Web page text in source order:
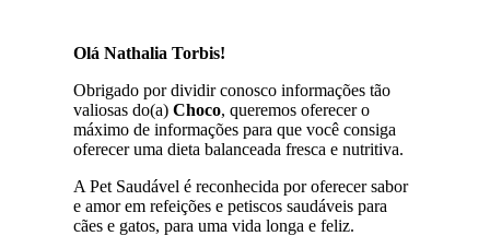
Olá Nathalia Torbis!
Obrigado por dividir conosco informações tão
valiosas do(a)Choco, queremos oferecer o
máximo de informações para que você consiga
oferecer uma dieta balanceada fresca e nutritiva.
A Pet Saudável é reconhecida por oferecer sabor
e amor em refeições e petiscos saudáveis para
cães e gatos, para uma vida longa e feliz.